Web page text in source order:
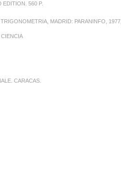
EDITION. 560 P.
MADRID: PARANINFO, 1977,
CARACAS.